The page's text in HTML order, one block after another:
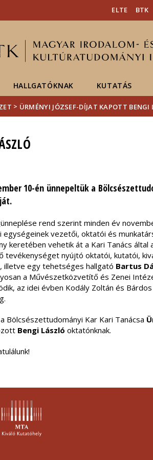
ELTE BTK
HALLGATÓKNAK KUTATÁS
> ÜRMÉNYI JÓZSEF-DÍJAT KAPOTT BENGI
10-én ünnepeltük a
rend szerint minden év
vezetői, oktatói és
keretében vehetik át a Kari Tanács
tevékenységet nyújtó oktatói, kutatói,
illetve egy tehetséges hallgató Bartus
a Művészetközvetítő és Zenei
az idei évben Kodály Zoltán és
Bölcsészettudományi Kar Kari Tanácsa
Bengi László oktatónknak.